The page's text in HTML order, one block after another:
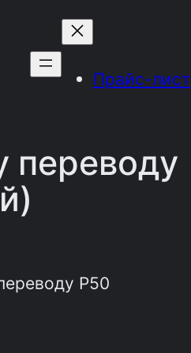
Прайс-лист
переводу
Р50